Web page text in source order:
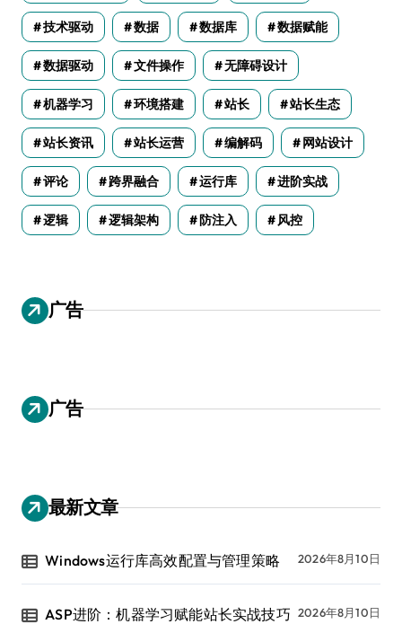
技术驱动 数据 数据库 数据赋能
数据驱动 文件操作 无障碍设计
机器学习 环境搭建 站长 站长生态
站长资讯 站长运营 编解码 网站设计
评论 跨界融合 运行库 进阶实战
逻辑 逻辑架构 防注入 风控
广告
广告
最新文章
Windows运行库高效配置与管理策略 2026年8月10日
ASP进阶：机器学习赋能站长实战技巧 2026年8月10日